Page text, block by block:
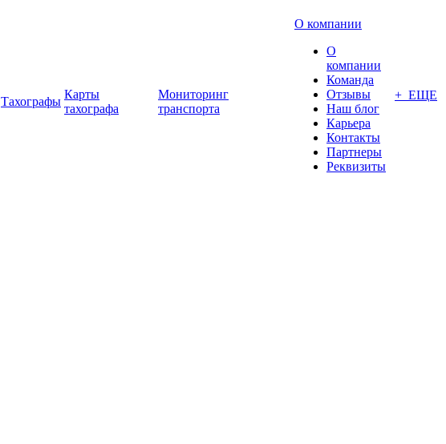
Тахографы
Карты
тахографа
Мониторинг
транспорта
О компании
О
компании
Команда
Отзывы
Наш блог
Карьера
Контакты
Партнеры
Реквизиты
+ ЕЩЕ